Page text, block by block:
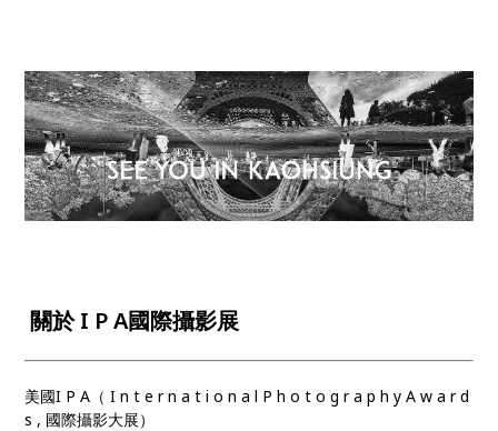
關於 I P A國際攝影展
美國I P A（ I n t e r n a t i o n a l P h o t o g r a p h y A w a r d
s , 國際攝影大展）